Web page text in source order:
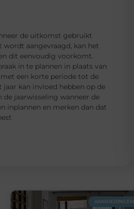
de uitkomst gebruikt
wordt aangevraagd, kan het
dit eenvoudig voorkomt.
in te plannen in plaats van
een korte periode tot de
kan invloed hebben op de
jaarwisseling wanneer de
inplannen en merken dan dat
AANBIEDINGEN